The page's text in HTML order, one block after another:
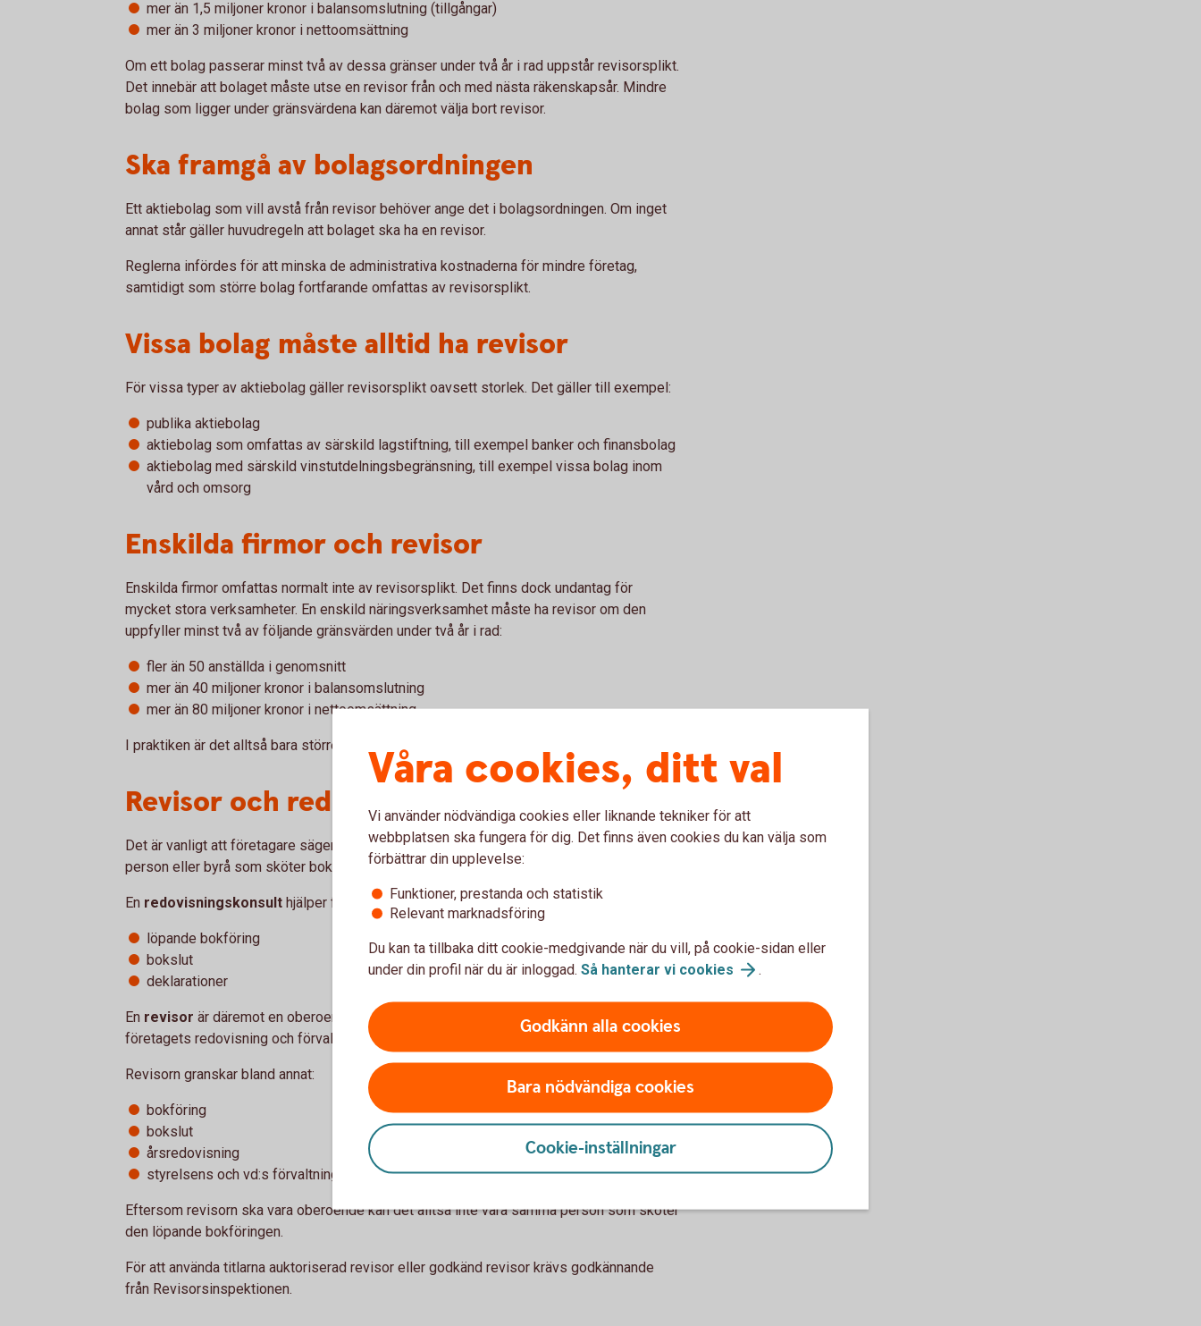
mer än 1,5 miljoner kronor i balansomslutning (tillgångar)
mer än 3 miljoner kronor i nettoomsättning
Om ett bolag passerar minst två av dessa gränser under två år i rad uppstår revisorsplikt.
Det innebär att bolaget måste utse en revisor från och med nästa räkenskapsår. Mindre
bolag som ligger under gränsvärdena kan däremot välja bort revisor.
Ska framgå av bolagsordningen
Ett aktiebolag som vill avstå från revisor behöver ange det i bolagsordningen. Om inget
annat står gäller huvudregeln att bolaget ska ha en revisor.
Reglerna infördes för att minska de administrativa kostnaderna för mindre företag,
samtidigt som större bolag fortfarande omfattas av revisorsplikt.
Vissa bolag måste alltid ha revisor
För vissa typer av aktiebolag gäller revisorsplikt oavsett storlek. Det gäller till exempel:
publika aktiebolag
aktiebolag som omfattas av särskild lagstiftning, till exempel banker och finansbolag
aktiebolag med särskild vinstutdelningsbegränsning, till exempel vissa bolag inom
vård och omsorg
Enskilda firmor och revisor
Enskilda firmor omfattas normalt inte av revisorsplikt. Det finns dock undantag för
mycket stora verksamheter. En enskild näringsverksamhet måste ha revisor om den
uppfyller minst två av följande gränsvärden under två år i rad:
fler än 50 anställda i genomsnitt
mer än 40 miljoner kronor i balansomslutning
mer än 80 miljoner kronor i nettoomsättning
I praktiken är det alltså bara större enskilda verksamheter som berörs.
Revisor och redovisningskonsult – vem gör vad?
Det är vanligt att företagare säger att de har en revisor när de egentligen menar den
person eller byrå som sköter bokföringen. Men rollerna skiljer sig åt.
En redovisningskonsult hjälper företaget med exempelvis:
löpande bokföring
bokslut
deklarationer
En revisor är däremot en oberoende granskare. Revisorns uppgift är att kontrollera att
företagets redovisning och förvaltning skötts korrekt.
Revisorn granskar bland annat:
bokföring
bokslut
årsredovisning
styrelsens och vd:s förvaltning
Eftersom revisorn ska vara oberoende kan det alltså inte vara samma person som sköter
den löpande bokföringen.
För att använda titlarna auktoriserad revisor eller godkänd revisor krävs godkännande
från Revisorsinspektionen.
Våra cookies, ditt val
Vi använder nödvändiga cookies eller liknande tekniker för att
webbplatsen ska fungera för dig. Det finns även cookies du kan välja som
förbättrar din upplevelse:
Funktioner, prestanda och statistik
Relevant marknadsföring
Du kan ta tillbaka ditt cookie-medgivande när du vill, på cookie-sidan eller
under din profil när du är inloggad. Så hanterar vi cookies .
Godkänn alla cookies
Bara nödvändiga cookies
Cookie-inställningar